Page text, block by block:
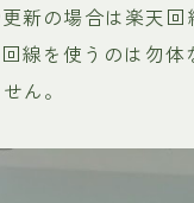
新の場合は楽天回
線を使うのは勿
ん。